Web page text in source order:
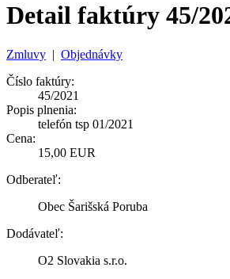
Detail faktúry 45/
Zmluvy | Objednávky
Číslo faktúry:
45/2021
Popis plnenia:
telefón tsp 01/2021
Cena:
15,00 EUR
Odberateľ:
Obec Šarišská Poruba
Dodávateľ:
O2 Slovakia s.r.o.